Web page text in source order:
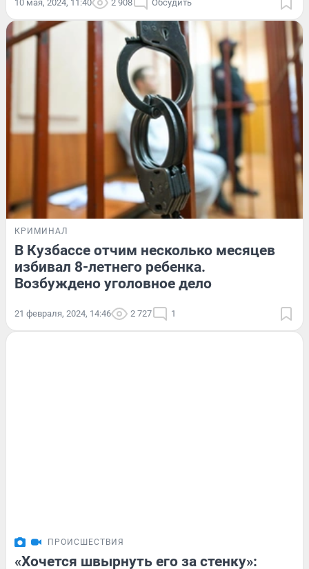
10 мая, 2024, 11:40 2 908 Обсудить
КРИМИНАЛ
В Кузбассе отчим несколько месяцев
избивал 8-летнего ребенка.
Возбуждено уголовное дело
21 февраля, 2024, 14:46 2 727 1
ПРОИСШЕСТВИЯ
«Хочется швырнуть его за стенку»: